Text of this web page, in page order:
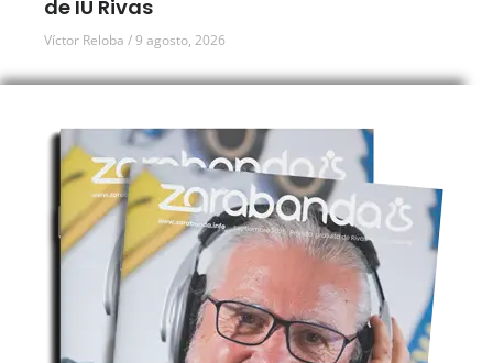
de IU Rivas
Víctor Reloba 9 agosto, 2026